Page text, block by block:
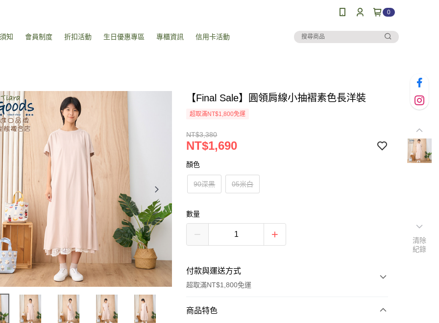
0
知 會員制度 折扣活動 生日優惠專區 專櫃資訊 信用卡活動
【Final Sale】圓領肩線小抽褶素色長洋裝
超取滿NT$1,800免運
NT$3,380
NT$1,690
顏色
90深黑 05米白
數量
付款與運送方式
超取滿NT$1,800免運
付款方式
商品特色
清除
紀錄